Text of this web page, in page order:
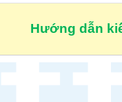
Hướng dẫn